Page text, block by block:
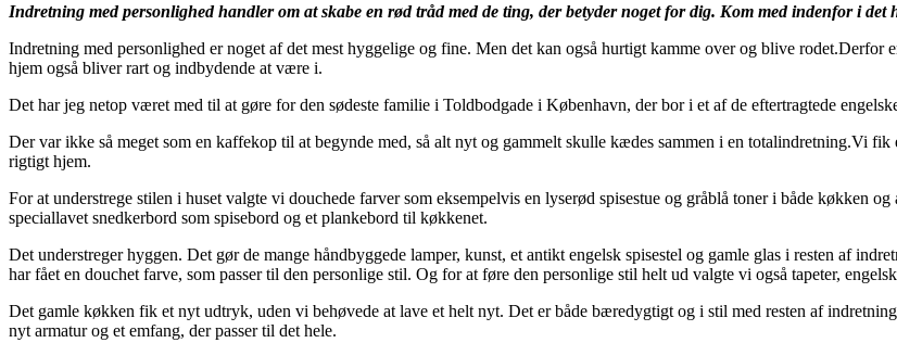
Indretning med personlighed handler om at skabe en rød tråd med de ting, der betyder noget for dig. Kom med indenfor i
Indretning med personlighed er noget af det mest hyggelige og fine. Men det kan også hurtigt kamme over og blive
hjem også bliver rart og indbydende at være i.
Det har jeg netop været med til at gøre for den sødeste familie i Toldbodgade i København, der bor i et af de eftertragtede
Der var ikke så meget som en kaffekop til at begynde med, så alt nyt og gammelt skulle kædes sammen i en totalindretning.Vi
rigtigt hjem.
For at understrege stilen i huset valgte vi douchede farver som eksempelvis en lyserød spisestue og gråblå toner i både køkken
speciallavet snedkerbord som spisebord og et plankebord til køkkenet.
Det understreger hyggen. Det gør de mange håndbyggede lamper, kunst, et antikt engelsk spisestel og gamle glas i resten af
har fået en douchet farve, som passer til den personlige stil. Og for at føre den personlige stil helt ud valgte vi også tapeter,
Det gamle køkken fik et nyt udtryk, uden vi behøvede at lave et helt nyt. Det er både bæredygtigt og i stil med resten af
nyt armatur og et emfang, der passer til det hele.